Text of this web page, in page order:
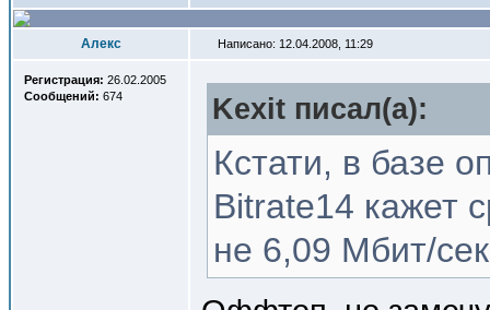
Алекс Написано: 12.04.2008, 11:29
Регистрация: 26.02.2005
Сообщений: 674 Kexit писал(a):
Кстати, в базе
Bitrate14 кажет
не 6,09 Мбит/